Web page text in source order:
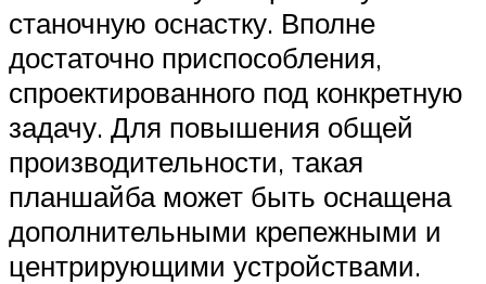
станочную оснастку. Вполне
достаточно приспособления,
спроектированного под конкретную
задачу. Для повышения общей
производительности, такая
планшайба может быть оснащена
дополнительными крепежными и
центрирующими устройствами.